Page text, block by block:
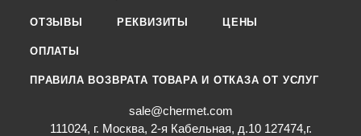
ОТЗЫВЫ РЕКВИЗИТЫ ЦЕНЫ
ОПЛАТЫ
ПРАВИЛА ВОЗВРАТА ТОВАРА И ОТКАЗА ОТ УСЛУГ
sale@chermet.com
111024, г. Москва, 2-я Кабельная, д.10 127474,г.